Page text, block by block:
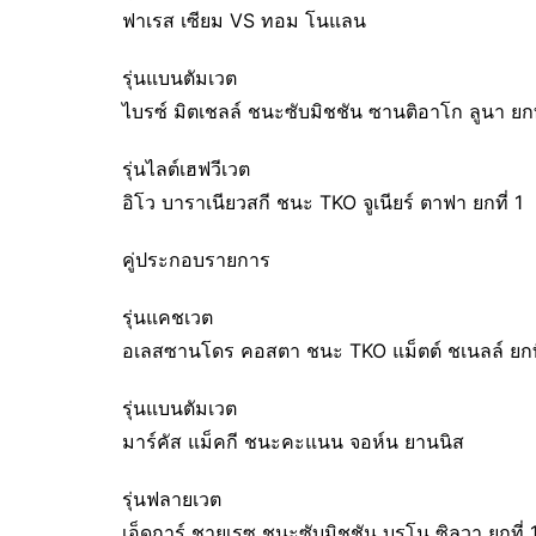
ฟาเรส เซียม VS ทอม โนแลน
รุ่นแบนตัมเวต
ไบรซ์ มิตเชลล์ ชนะซับมิชชัน ซานติอาโก ลูนา ย
รุ่นไลต์เฮฟวีเวต
อิโว บาราเนียวสกี ชนะ TKO จูเนียร์ ตาฟา ยกที่ 1
คู่ประกอบรายการ
รุ่นแคชเวต
อเลสซานโดร คอสตา ชนะ TKO แม็ตต์ ชเนลล์ ยก
รุ่นแบนตัมเวต
มาร์คัส แม็คกี ชนะคะแนน จอห์น ยานนิส
รุ่นฟลายเวต